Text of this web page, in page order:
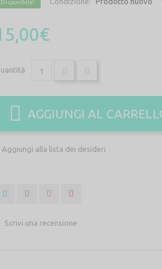
Disponibile!
AGGIUNGI AL
Aggiungi alla lista dei desideri
Scrivi una recensione